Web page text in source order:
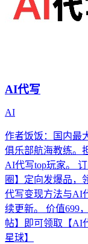
AI代写
AI
作者饭饭：国内最
俱乐部航海教练。
AI代写top玩家。
圈】定向发爆品，
代写变现方法与AI
续更新。 价值699
帖】即可领取【AI
星球】